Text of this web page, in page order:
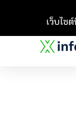
เว็บไซ